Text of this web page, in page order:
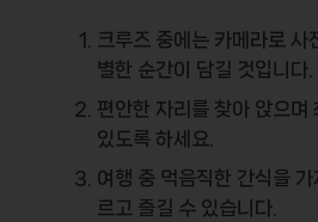
크루즈 중에는 카메라로 사
별한 순간이 담길 것입니다.
편안한 자리를 찾아 앉으며
있도록 하세요.
여행 중 먹음직한 간식을 가
르고 즐길 수 있습니다.